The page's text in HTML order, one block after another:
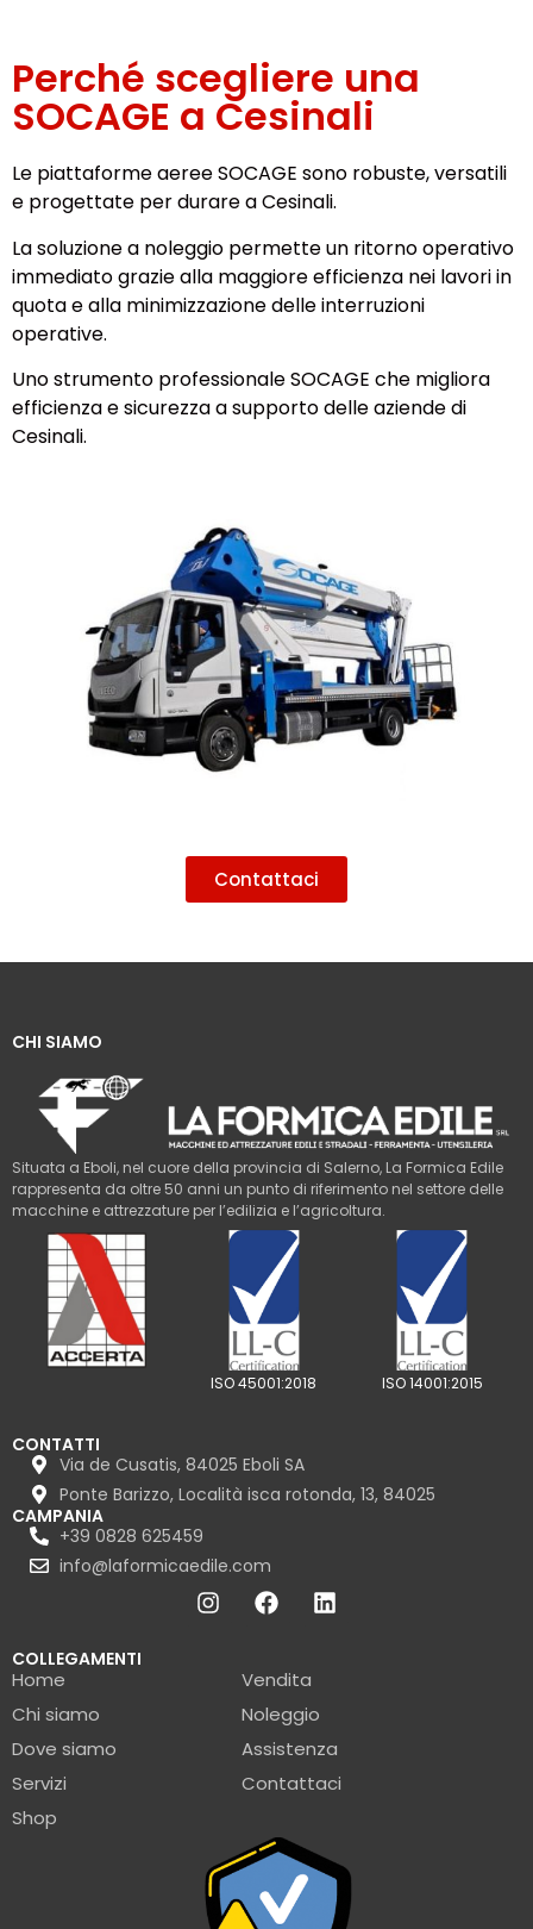
Perché scegliere una
SOCAGE a Cesinali
Le piattaforme aeree SOCAGE sono robuste, versatili
e progettate per durare a Cesinali.
La soluzione a noleggio permette un ritorno operativo
immediato grazie alla maggiore efficienza nei lavori in
quota e alla minimizzazione delle interruzioni
operative.
Uno strumento professionale SOCAGE che migliora
efficienza e sicurezza a supporto delle aziende di
Cesinali.
Contattaci
CHI SIAMO
Situata a Eboli, nel cuore della provincia di Salerno, La Formica Edile
rappresenta da oltre 50 anni un punto di riferimento nel settore delle
macchine e attrezzature per l’edilizia e l’agricoltura.
ISO 45001:2018 ISO 14001:2015
CONTATTI
Via de Cusatis, 84025 Eboli SA
Ponte Barizzo, Località isca rotonda, 13, 84025
CAMPANIA
+39 0828 625459
info@laformicaedile.com
COLLEGAMENTI
Home
Chi siamo
Dove siamo
Servizi
Shop
Vendita
Noleggio
Assistenza
Contattaci